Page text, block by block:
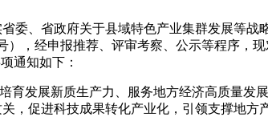
、省政府关于县域特色产业集群发展等战
，经申报推荐、评审考察、公示等程序，
通知如下：
发展新质生产力、服务地方经济高质量发
，促进科技成果转化产业化，引领支撑地方